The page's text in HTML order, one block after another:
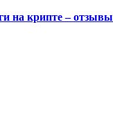
на крипте –